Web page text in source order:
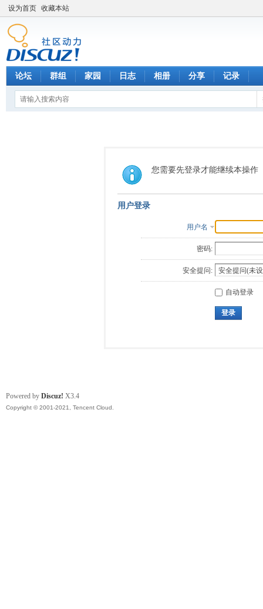
设为首页 收藏本站
论坛 群组 家园 日志 相册 分享 记录
您需要先登录才能继续本操作
用户登录
用户名
密码:
安全提问:
自动登录
登录
Powered by Discuz! X3.4
Copyright © 2001-2021, Tencent Cloud.